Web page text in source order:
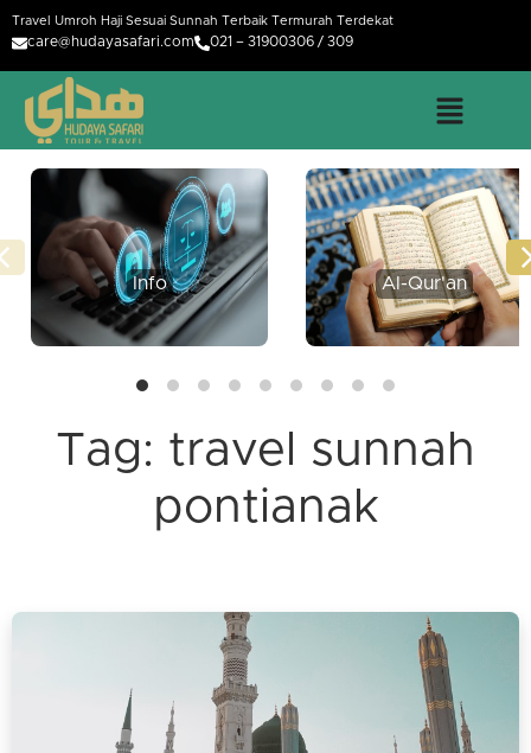
Travel Umroh Haji Sesuai Sunnah Terbaik Termurah Terdekat
care@hudayasafari.com 021 – 31900306 / 309
Info Al-Qur'an
Tag: travel sunnah
pontianak